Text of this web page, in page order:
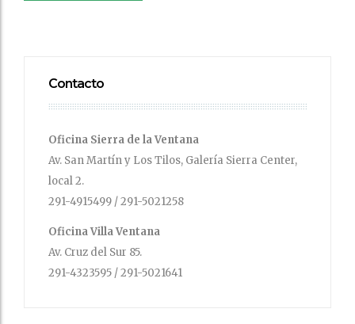
Contacto
Oficina Sierra de la Ventana
Av. San Martín y Los Tilos, Galería Sierra Center,
local 2.
291-4915499 / 291-5021258
Oficina Villa Ventana
Av. Cruz del Sur 85.
291-4323595 / 291-5021641